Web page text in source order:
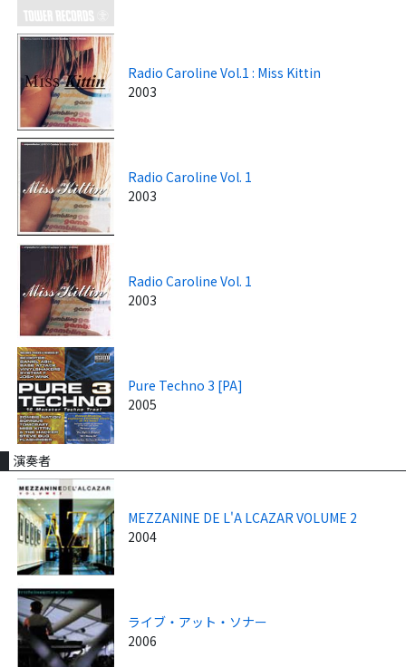
Radio Caroline Vol.1 : Miss Kittin
2003
Radio Caroline Vol. 1
2003
Radio Caroline Vol. 1
2003
Pure Techno 3 [PA]
2005
演奏者
MEZZANINE DE L'A LCAZAR VOLUME 2
2004
ライブ・アット・ソナー
2006